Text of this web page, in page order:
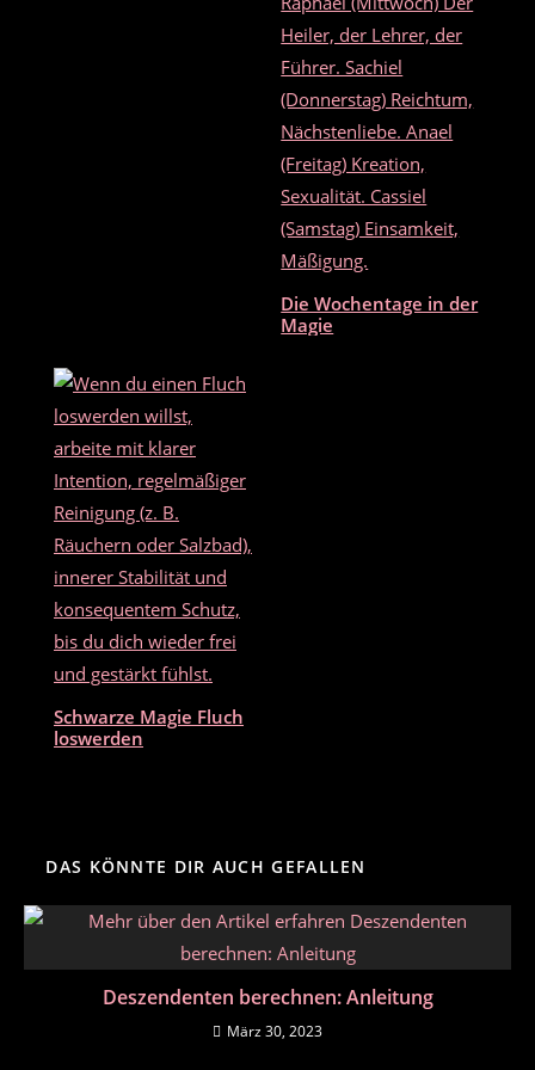
Die Wochentage in der
Magie
Schwarze Magie Fluch
loswerden
DAS KÖNNTE DIR AUCH GEFALLEN
Deszendenten berechnen: Anleitung
März 30, 2023